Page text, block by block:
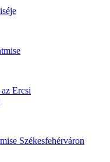
Ercsi
Székesfehérváron